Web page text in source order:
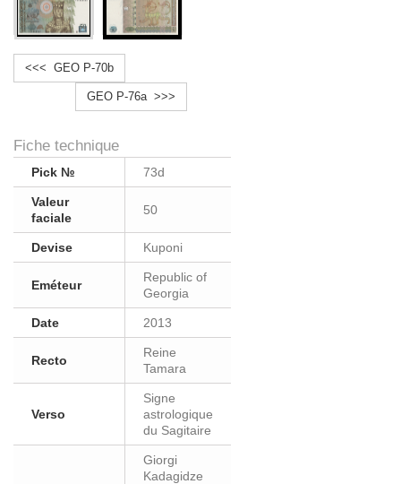
<<< GEO P-70b
GEO P-76a >>>
Fiche technique
Pick № 73d
Valeur
faciale
50
Devise Kuponi
Eméteur
Republic of
Georgia
Date 2013
Recto
Reine
Tamara
Verso
Signe
astrologique
du Sagitaire
Giorgi
Kadagidze